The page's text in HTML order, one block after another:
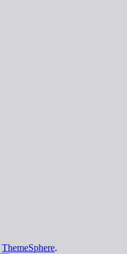
ThemeSphere.